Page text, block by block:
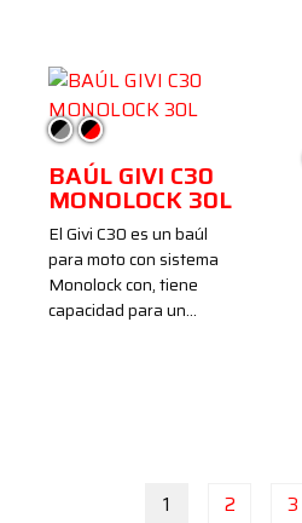
Negro/Ahumado
Negro/Rojo
BAÚL GIVI C30
MONOLOCK 30L
El Givi C30 es un baúl
para moto con sistema
Monolock con, tiene
capacidad para un…
1 2 3